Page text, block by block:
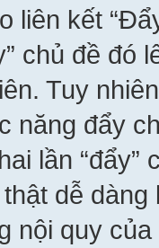
liên kết
chủ đề đó
Tuy
năng đẩy
lần “đẩy”
dễ
nội quy